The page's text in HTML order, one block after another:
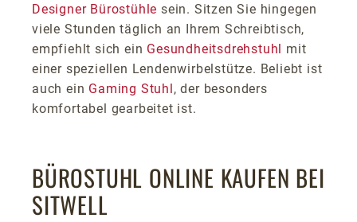
Designer Bürostühle sein. Sitzen Sie hingegen
viele Stunden täglich an Ihrem Schreibtisch,
empfiehlt sich ein Gesundheitsdrehstuhl mit
einer speziellen Lendenwirbelstütze. Beliebt ist
auch ein Gaming Stuhl, der besonders
komfortabel gearbeitet ist.
BÜROSTUHL ONLINE KAUFEN BEI
SITWELL